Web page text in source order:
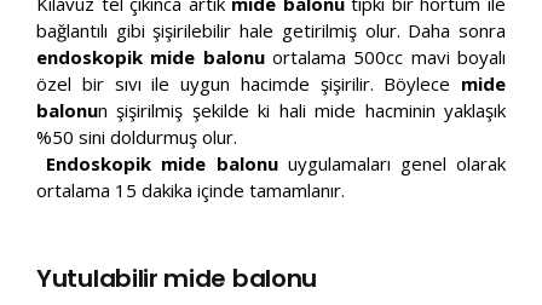
bağlantılı gibi şişirilebilir hale getirilmiş olur. Daha sonra
endoskopik mide balonuortalama 500cc mavi boyalı
özel bir sıvı ile uygun hacimde şişirilir. Böylece mide
balonun şişirilmiş şekilde ki hali mide hacminin yaklaşık
%50 sini doldurmuş olur.
Endoskopik mide balonuuygulamaları genel olarak
ortalama 15 dakika içinde tamamlanır.
Yutulabilir mide balonu